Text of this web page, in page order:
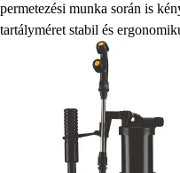
permetezési munka során is
tartályméret stabil és